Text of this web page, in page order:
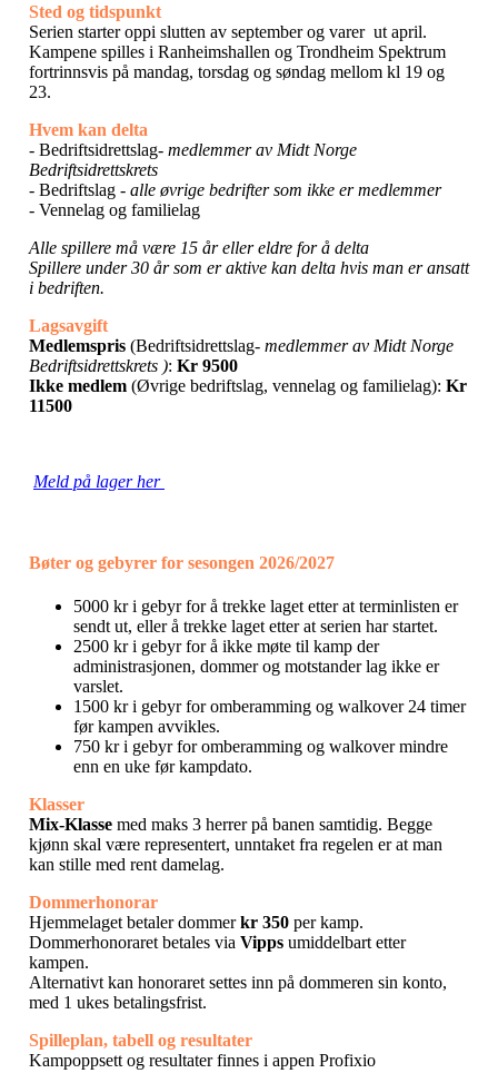
Sted og tidspunkt
Serien starter oppi slutten av september og varer ut april.
Kampene spilles i Ranheimshallen og Trondheim Spektrum
fortrinnsvis på mandag, torsdag og søndag mellom kl 19 og
23.
Hvem kan delta
- Bedriftsidrettslag- medlemmer av Midt Norge
Bedriftsidrettskrets
- Bedriftslag - alle øvrige bedrifter som ikke er medlemmer
- Vennelag og familielag
Alle spillere må være 15 år eller eldre for å delta
Spillere under 30 år som er aktive kan delta hvis man er ansatt
i bedriften.
Lagsavgift
Medlemspris (Bedriftsidrettslag- medlemmer av Midt Norge
Bedriftsidrettskrets ): Kr 9500
Ikke medlem (Øvrige bedriftslag, vennelag og familielag): Kr
11500
Meld på lager her
Bøter og gebyrer for sesongen 2026/2027
5000 kr i gebyr for å trekke laget etter at terminlisten er
sendt ut, eller å trekke laget etter at serien har startet.
2500 kr i gebyr for å ikke møte til kamp der
administrasjonen, dommer og motstander lag ikke er
varslet.
1500 kr i gebyr for omberamming og walkover 24 timer
før kampen avvikles.
750 kr i gebyr for omberamming og walkover mindre
enn en uke før kampdato.
Klasser
Mix-Klasse med maks 3 herrer på banen samtidig. Begge
kjønn skal være representert, unntaket fra regelen er at man
kan stille med rent damelag.
Dommerhonorar
Hjemmelaget betaler dommerkr 350 per kamp.
Dommerhonoraret betales via Vipps umiddelbart etter
kampen.
Alternativt kan honoraret settes inn på dommeren sin konto,
med 1 ukes betalingsfrist.
Spilleplan, tabell og resultater
Kampoppsett og resultater finnes i appen Profixio